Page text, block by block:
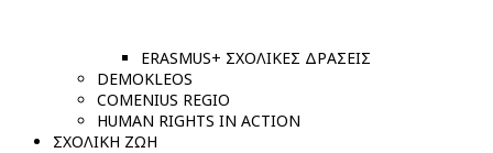
ERASMUS+ ΣΧΟΛΙΚΕΣ ΔΡΑΣΕΙΣ
DEMOKLEOS
COMENIUS REGIO
HUMAN RIGHTS IN ACTION
ΣΧΟΛΙΚΗ ΖΩΗ